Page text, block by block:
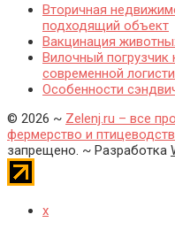
Вторичная
подходящий объект
Вакцинация
Вилочный
современной
Особенности
© 2026 ~ Zelenj.ru – все
фермерство и
запрещено. ~ Разработка
x